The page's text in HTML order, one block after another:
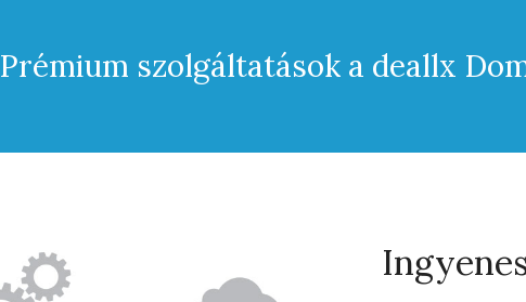
Prémium szolgáltatások a deallx